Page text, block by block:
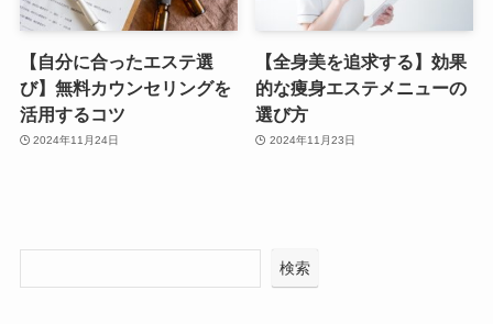
【自分に合ったエステ選
び】無料カウンセリングを
活用するコツ
2024年11月24日
【全身美を追求する】効果
的な痩身エステメニューの
選び方
2024年11月23日
検索